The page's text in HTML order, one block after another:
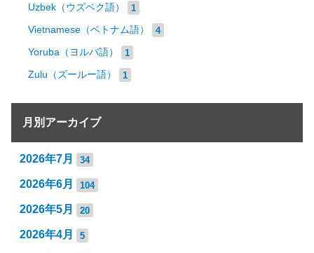
Uzbek（ウズベク語） 1
Vietnamese（ベトナム語） 4
Yoruba（ヨルバ語） 1
Zulu（ズールー語） 1
月別アーカイブ
2026年7月 34
2026年6月 104
2026年5月 20
2026年4月 5